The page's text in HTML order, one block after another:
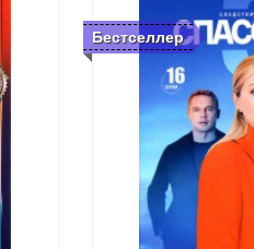
Бестселлер